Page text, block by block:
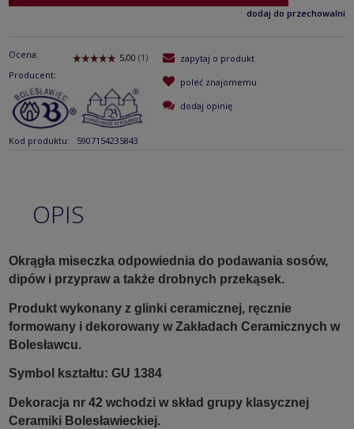
dodaj do przechowalni
Ocena:
Producent:
Kod produktu: 5907154235843
zapytaj o produkt
poleć znajomemu
dodaj opinię
OPIS
Okrągła miseczka odpowiednia do podawania sosów,
dipów i przypraw a także drobnych przekąsek.
Produkt wykonany z glinki ceramicznej, ręcznie
formowany i dekorowany w Zakładach Ceramicznych w
Bolesławcu.
Symbol kształtu: GU 1384
Dekoracja nr 42 wchodzi w skład grupy klasycznej
Ceramiki Bolesławieckiej.